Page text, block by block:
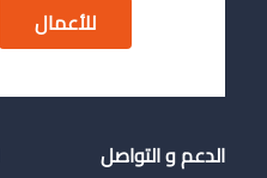
للأعمال
الدعم و التواصل